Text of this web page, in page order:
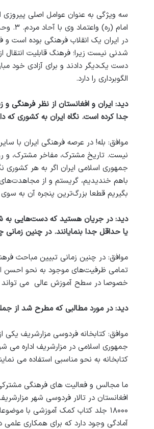
امام
در ایران یک انقلاب فرهنگی بوده
شدنی نیست زیرا؛ فرهنگ قابلیت انتقال
دست یک‌دیگر دادند و برای آزادی خود
الگوبرداری را دارد.
دید: ایران و افغانستان از نظر فرهنگی
جدا کرده است. نگاه ایران به کشوری که
موافق: بله! در عرصه فرهنگی ایران با
نیست. تاریخ مشترک، مفاخر مشترک،
جمهوری اسلامی ایران اگر به هر کشوری
باهم خندیدیم، گریستم و از
بگیریم قطعا بزرگ‌ترین پنجره آن به
دید: در جریان هستید که دست‌هایی به
یا حداقل جدا بنمایانند. در چنین زمانی
موافق: در چنین زمانی تبیین مباحث
تمامی ظرفیت‌های موجود به نحو احسن
خصوصا در سطح آموزش عالی می تواند
دید: در مورد مطالبی که مطرح شد از
موافق: کتابخانه فردوسی مزارشریف
کتابخانه به نحو مناسبی استفاده می
ما مجالس و فعالیت های فرهنگی
افغانستان در تالار فردوسی شهر
۱۸۰۰۰ جلد کتاب کمک آموزشی با
آمادگی وجود دارد که برای همکاری